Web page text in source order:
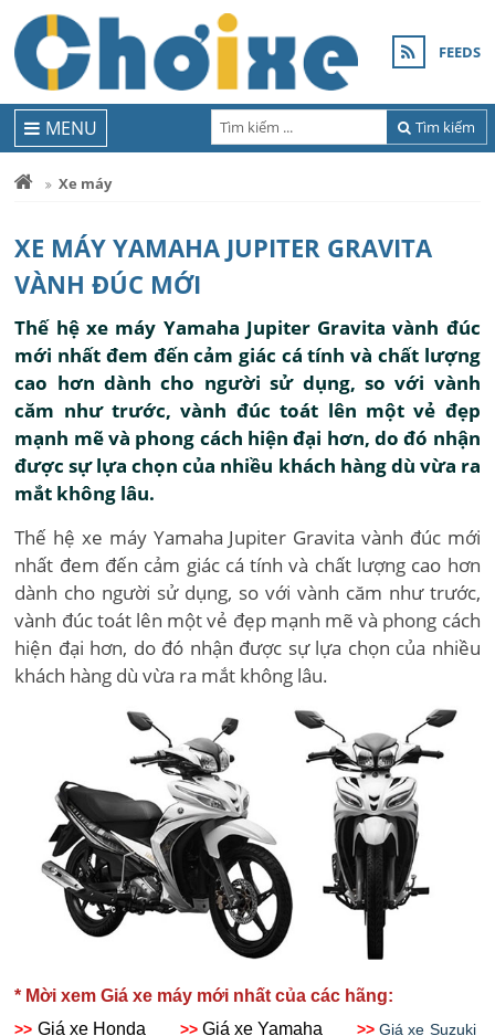
FEEDS
Tìm kiếm
MENU
Xe máy
XE MÁY YAMAHA JUPITER GRAVITA
VÀNH ĐÚC MỚI
Thế hệ xe máy Yamaha Jupiter Gravita vành đúc
mới nhất đem đến cảm giác cá tính và chất lượng
cao hơn dành cho người sử dụng, so với vành
căm như trước, vành đúc toát lên một vẻ đẹp
mạnh mẽ và phong cách hiện đại hơn, do đó nhận
được sự lựa chọn của nhiều khách hàng dù vừa ra
mắt không lâu.
Thế hệ xe máy Yamaha Jupiter Gravita vành đúc mới
nhất đem đến cảm giác cá tính và chất lượng cao hơn
dành cho người sử dụng, so với vành căm như trước,
vành đúc toát lên một vẻ đẹp mạnh mẽ và phong cách
hiện đại hơn, do đó nhận được sự lựa chọn của nhiều
khách hàng dù vừa ra mắt không lâu.
* Mời xem Giá xe máy mới nhất của các hãng:
>> Giá xe Honda >> Giá xe Yamaha >>Giá xe Suzuki